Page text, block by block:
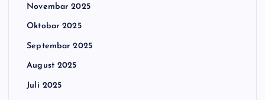
Novembar 2025
Oktobar 2025
Septembar 2025
August 2025
Juli 2025